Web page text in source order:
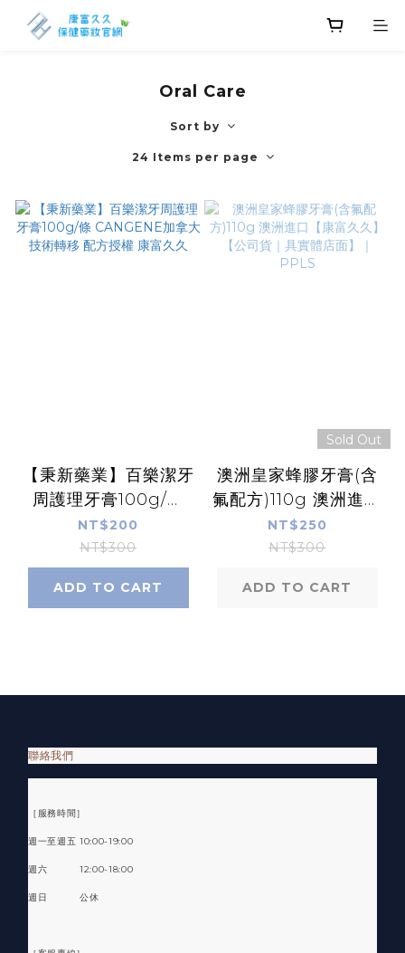
Oral Care
Sort by
24 Items per page
【秉新藥業】百樂潔牙
周護理牙膏100g/條
CANGENE加拿大技
術轉移 配方授權 康富
久久
NT$200
NT$300
ADD TO CART
Sold Out
澳洲皇家蜂膠牙膏(含
氟配方)110g 澳洲進口
【康富久久】【公司貨
｜具實體店面】｜
NT$250
NT$300
ADD TO CART
聯絡我們
［服務時間］
週一至週五 10:00-19:00
週六 12:00-18:00
週日 公休